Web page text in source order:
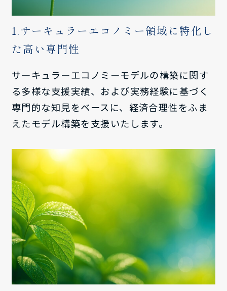
1.サーキュラーエコノミー領域に特化し
た高い専門性
サーキュラーエコノミーモデルの構築に関す
る多様な支援実績、および実務経験に基づく
専門的な知見をベースに、経済合理性をふま
えたモデル構築を支援いたします。